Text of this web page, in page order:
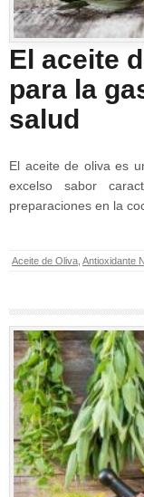
El aceite
para la
salud
El aceite de oliva es
excelso sabor
preparaciones en la
Aceite de Oliva Antioxidante